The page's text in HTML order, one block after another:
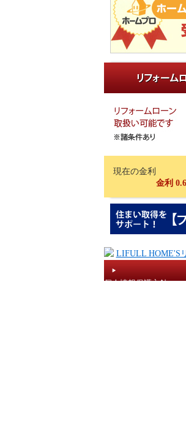
現在の金利
金利
個人情報保護方針